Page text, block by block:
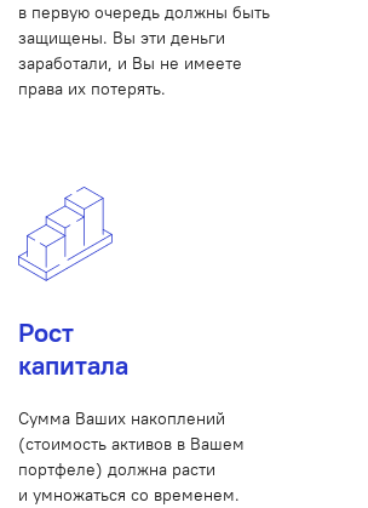
в первую очередь должны быть
защищены. Вы эти деньги
заработали, и Вы не имеете
права их потерять.
Рост
капитала
Сумма Ваших накоплений
(стоимость активов в Вашем
портфеле) должна расти
и умножаться со временем.